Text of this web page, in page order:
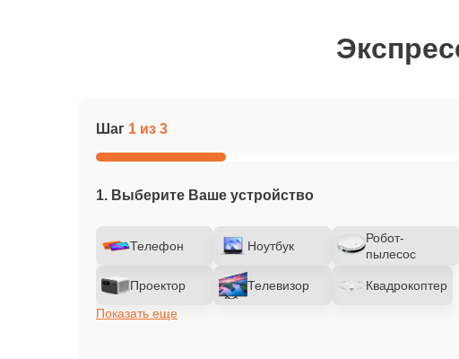
Шаг 1 из 3
1. Выберите Ваше устройство
Телефон Ноутбук
Робот-
пылесос
Проектор Телевизор
Квадрокоптер
Показать еще